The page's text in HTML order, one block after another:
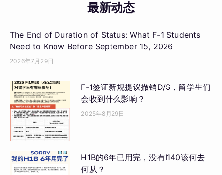
最新动态
The End of Duration of Status: What F-1 Students
Need to Know Before September 15, 2026
2026年7月29日
F-1签证新规提议撤销D/S，留学生们
会收到什么影响？
2025年8月29日
H1B的6年已用完，没有I140该何去
何从？